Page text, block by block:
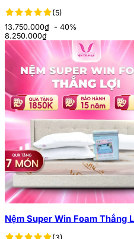
(5)
13.750.000₫ - 40%
8.250.000₫
Nệm Super Win Foam Thắng